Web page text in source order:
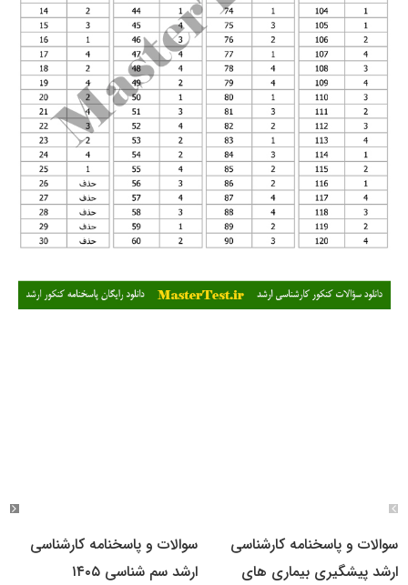
سوالات و پاسخنامه کارشناسی
ارشد پیشگیری بیماری های
سوالات و پاسخنامه کارشناسی
ارشد سم شناسی ۱۴۰۵